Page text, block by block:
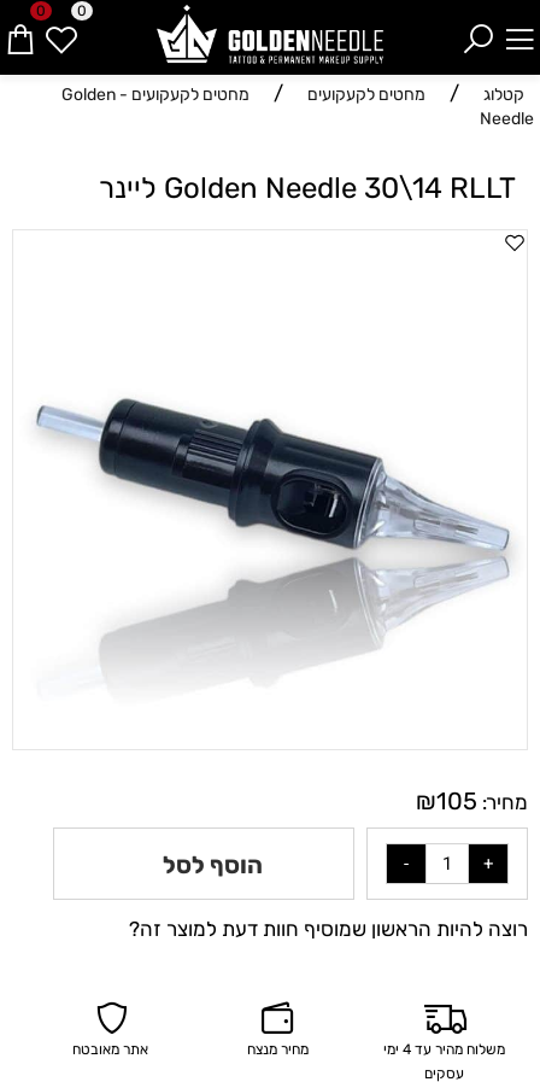
0 0
קטלוג / מחטים לקעקועים /
מחטים לקעקועים - Golden
Needle
Golden Needle 30\14 RLLT ליינר
מחיר: ₪105
הוסף לסל
רוצה להיות הראשון שמוסיף חוות דעת למוצר זה?
משלוח מהיר עד 4 ימי
עסקים
מחיר מנצח אתר מאובטח